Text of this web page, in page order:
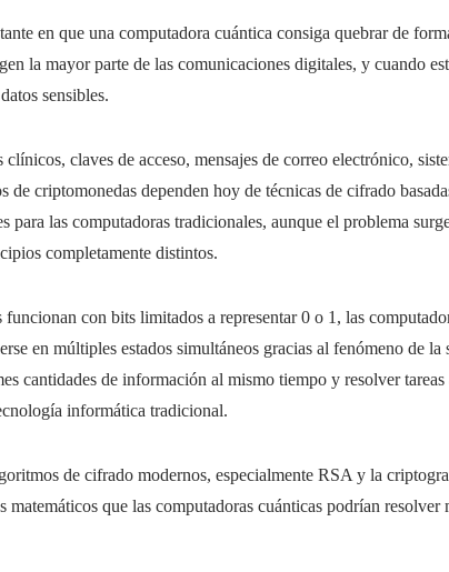
en que una computadora cuántica consiga quebrar de
la mayor parte de las comunicaciones digitales, y cuando
sensibles.
claves de acceso, mensajes de correo electrónico,
criptomonedas dependen hoy de técnicas de cifrado
para las computadoras tradicionales, aunque el problema
completamente distintos.
con bits limitados a representar 0 o 1, las
en múltiples estados simultáneos gracias al fenómeno de la
cantidades de información al mismo tiempo y resolver tareas
informática tradicional.
de cifrado modernos, especialmente RSA y la
matemáticos que las computadoras cuánticas podrían resolver